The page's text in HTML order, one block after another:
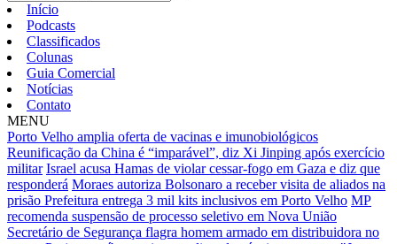
Início
Podcasts
Classificados
Colunas
Guia Comercial
Notícias
Contato
MENU
Porto Velho amplia oferta de vacinas e imunobiológicos
Reunificação da China é “imparável”, diz Xi Jinping após exercício
militar Israel acusa Hamas de violar cessar-fogo em Gaza e diz que
responderá Moraes autoriza Bolsonaro a receber visita de aliados na
prisão Prefeitura entrega 3 mil kits inclusivos em Porto Velho MP
recomenda suspensão de processo seletivo em Nova União
Secretário de Segurança flagra homem armado em distribuidora no